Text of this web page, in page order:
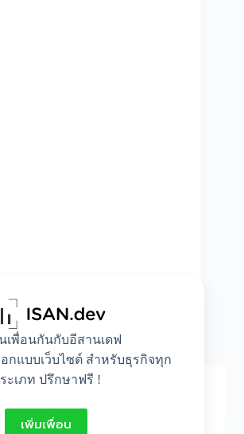
เพื่อนกันกับอีสานเดฟ
กแบบเว็บไซต์ สำหรับธุรกิจทุก
ะเภท ปรึกษาฟรี !
เพิ่มเพื่อน
ฤษเกี่ยวกับอาชีพ